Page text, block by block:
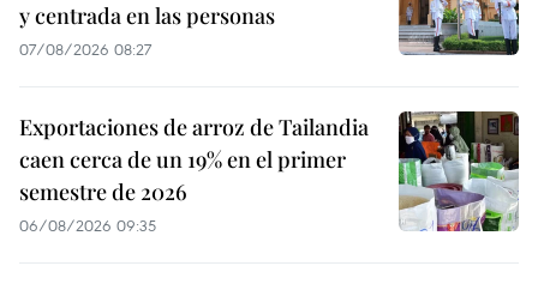
y centrada en las personas
07/08/2026 08:27
Exportaciones de arroz de Tailandia
caen cerca de un 19% en el primer
semestre de 2026
06/08/2026 09:35